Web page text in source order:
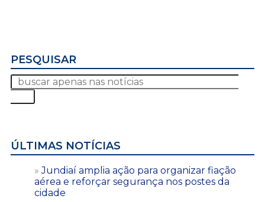
PESQUISAR
ÚLTIMAS NOTÍCIAS
Jundiaí amplia ação para organizar fiação
aérea e reforçar segurança nos postes da
cidade